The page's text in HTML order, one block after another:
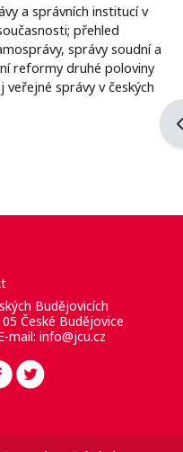
a správních institucí v
přehled
správy soudní a
reformy druhé poloviny
správy v českých
Budějovicích
České Budějovice
mail: info@jcu.cz